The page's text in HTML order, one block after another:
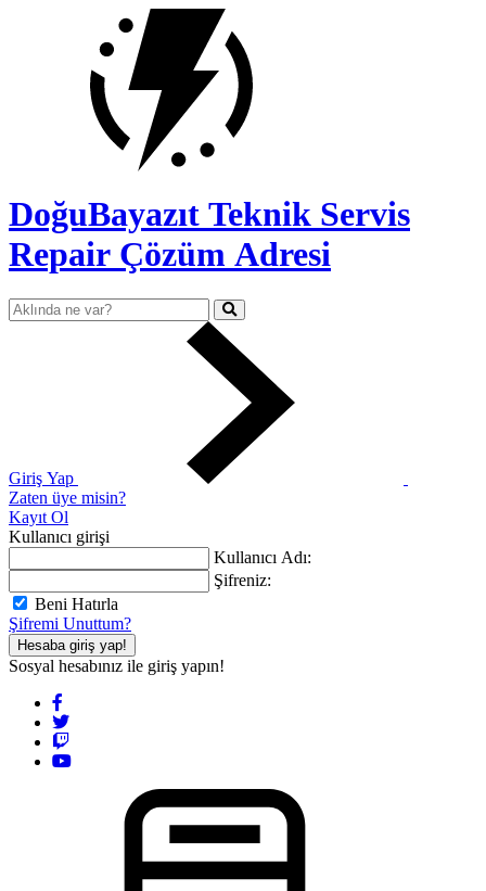
DoğuBayazıt Teknik Servis
Repair Çözüm Adresi
Giriş Yap
Zaten üye misin?
Kayıt Ol
Kullanıcı girişi
Kullanıcı Adı:
Şifreniz:
Beni Hatırla
Şifremi Unuttum?
Hesaba giriş yap!
Sosyal hesabınız ile giriş yapın!